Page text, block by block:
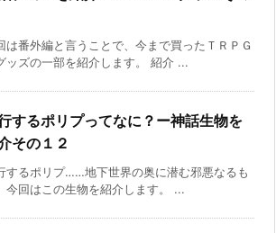
は番外編と言うことで、今まで買ったＴＲＰＧ
ッズの一部を紹介します。 紹介 ...
するポリプってなに？ー神話生物を
その１２
するポリプ……地下世界の奥に潜む邪悪なるも
今回はこの生物を紹介します。 ...